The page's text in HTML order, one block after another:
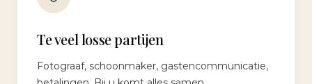
Te veel losse partijen
Fotograaf, schoonmaker, gastencommunicatie,